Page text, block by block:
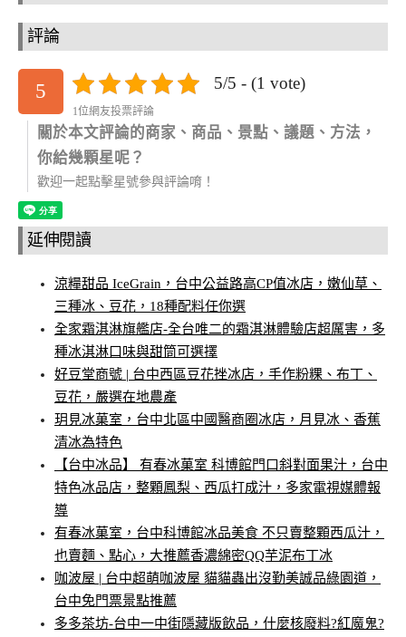
評論
5 5/5 - (1 vote)
1位網友投票評論
關於本文評論的商家、商品、景點、議題、方法，
你給幾顆星呢？
歡迎一起點擊星號參與評論唷！
延伸閱讀
涼糧甜品 IceGrain，台中公益路高CP值冰店，嫩仙草、
三種冰、豆花，18種配料任你選
全家霜淇淋旗艦店-全台唯二的霜淇淋體驗店超厲害，多
種冰淇淋口味與甜筒可選擇
好豆堂商號 | 台中西區豆花挫冰店，手作粉粿、布丁、
豆花，嚴選在地農產
玥見冰菓室，台中北區中國醫商圈冰店，月見冰、香蕉
清冰為特色
【台中冰品】 有春冰菓室 科博館門口斜對面果汁，台中
特色冰品店，整顆鳳梨、西瓜打成汁，多家電視媒體報
導
有春冰菓室，台中科博館冰品美食 不只賣整顆西瓜汁，
也賣麵、點心，大推薦香濃綿密QQ芋泥布丁冰
咖波屋 | 台中超萌咖波屋 貓貓蟲出沒勤美誠品綠園道，
台中免門票景點推薦
多多茶坊-台中一中街隱藏版飲品，什麼核廢料?紅魔鬼?